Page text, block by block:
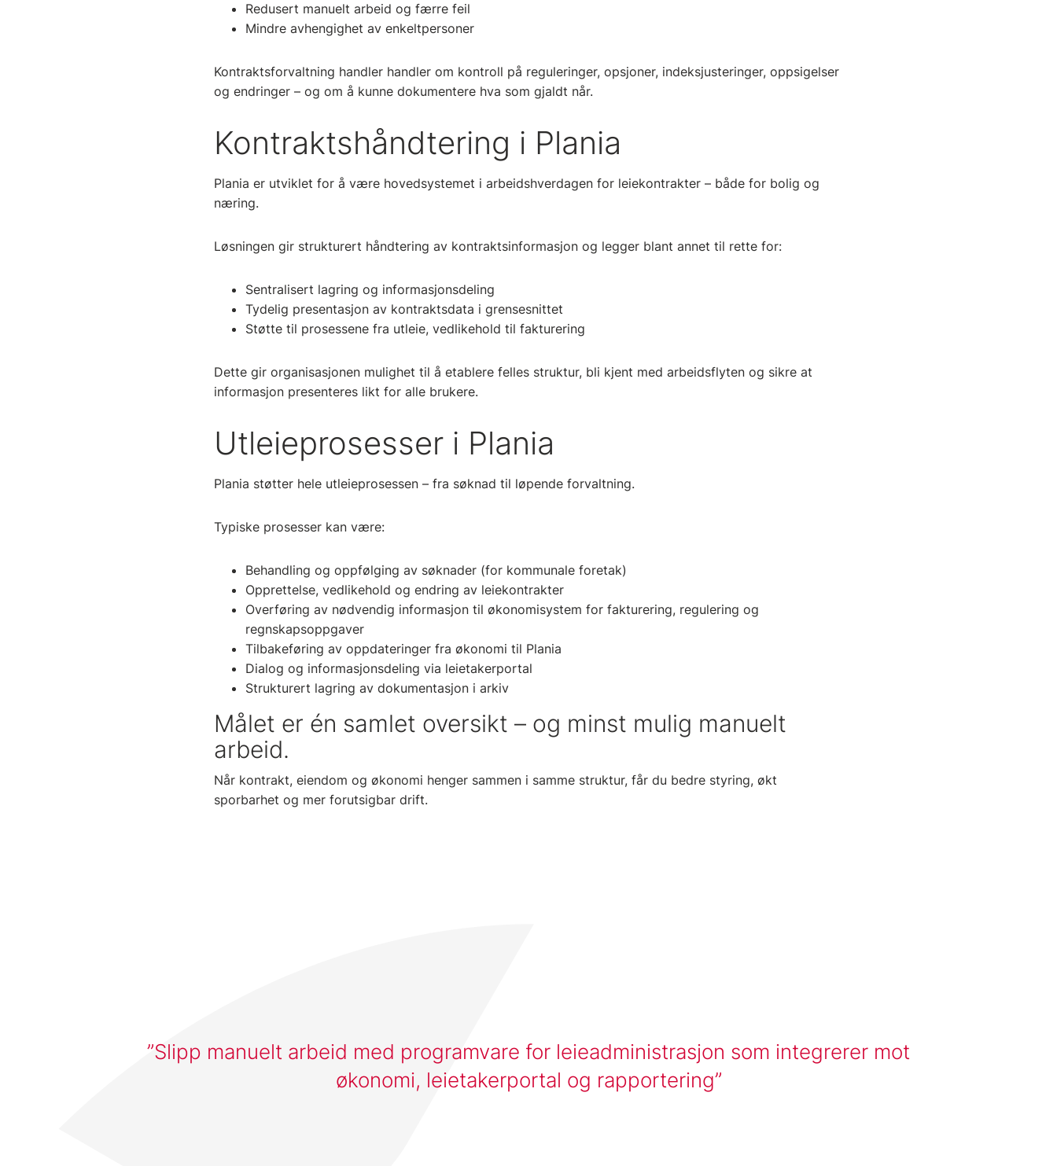
Redusert manuelt arbeid og færre feil
Mindre avhengighet av enkeltpersoner
Kontraktsforvaltning handler handler om kontroll på reguleringer, opsjoner, indeksjusteringer, oppsigelser
og endringer – og om å kunne dokumentere hva som gjaldt når.
Kontraktshåndtering i Plania
Plania er utviklet for å være hovedsystemet i arbeidshverdagen for leiekontrakter – både for bolig og
næring.
Løsningen gir strukturert håndtering av kontraktsinformasjon og legger blant annet til rette for:
Sentralisert lagring og informasjonsdeling
Tydelig presentasjon av kontraktsdata i grensesnittet
Støtte til prosessene fra utleie, vedlikehold til fakturering
Dette gir organisasjonen mulighet til å etablere felles struktur, bli kjent med arbeidsflyten og sikre at
informasjon presenteres likt for alle brukere.
Utleieprosesser i Plania
Plania støtter hele utleieprosessen – fra søknad til løpende forvaltning.
Typiske prosesser kan være:
Behandling og oppfølging av søknader (for kommunale foretak)
Opprettelse, vedlikehold og endring av leiekontrakter
Overføring av nødvendig informasjon til økonomisystem for fakturering, regulering og
regnskapsoppgaver
Tilbakeføring av oppdateringer fra økonomi til Plania
Dialog og informasjonsdeling via leietakerportal
Strukturert lagring av dokumentasjon i arkiv
Målet er én samlet oversikt – og minst mulig manuelt
arbeid.
Når kontrakt, eiendom og økonomi henger sammen i samme struktur, får du bedre styring, økt
sporbarhet og mer forutsigbar drift.
Slipp manuelt arbeid med programvare for leieadministrasjon som integrerer mot
økonomi, leietakerportal og rapportering